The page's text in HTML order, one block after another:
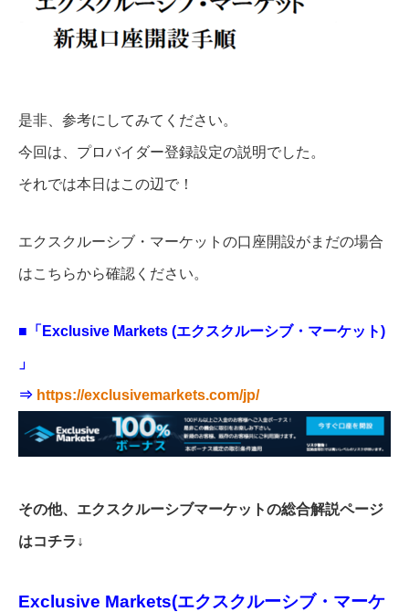
是非、参考にしてみてください。
今回は、プロバイダー登録設定の説明でした。
それでは本日はこの辺で！
エクスクルーシブ・マーケットの口座開設がまだの場合
はこちらから確認ください。
■「Exclusive Markets (エクスクルーシブ・マーケット)
」
⇒ https://exclusivemarkets.com/jp/
その他、エクスクルーシブマーケットの総合解説ページ
はコチラ↓
Exclusive Markets(エクスクルーシブ・マーケ